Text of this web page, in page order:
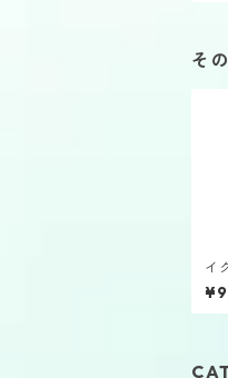
そ
イ
ル
ル